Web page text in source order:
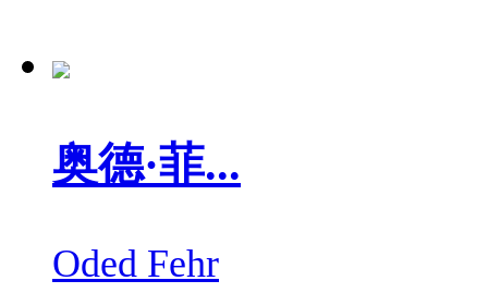
奥德·菲...
Oded Fehr